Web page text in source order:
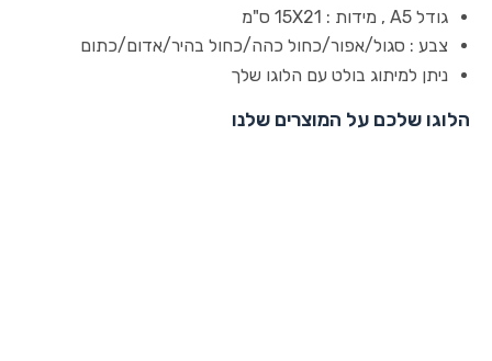
גודל A5 , מידות : 15X21 ס"מ
צבע : סגול/אפור/כחול כהה/כחול בהיר/אדום/כתום
ניתן למיתוג בולט עם הלוגו שלך
הלוגו שלכם על המוצרים שלנו